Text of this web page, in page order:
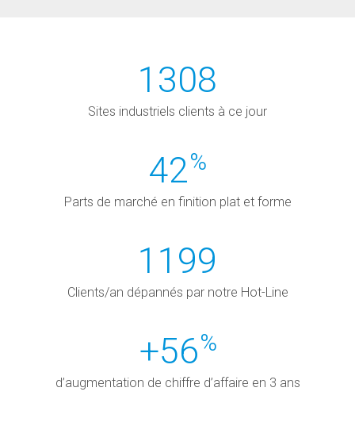
1310
Sites industriels clients à ce jour
42%
Parts de marché en finition plat et forme
1200
Clients/an dépannés par notre Hot-Line
+56%
d’augmentation de chiffre d’affaire en 3 ans